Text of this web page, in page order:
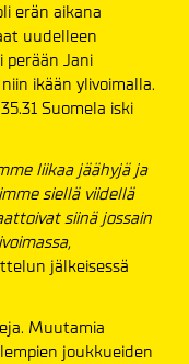
erän aikana
uudelleen
Jani
ikään ylivoimalla.
Suomela iski
liikaa jäähyjä ja
siellä viidellä
siinä jossain
jälkeisessä
Muutamia
joukkueiden